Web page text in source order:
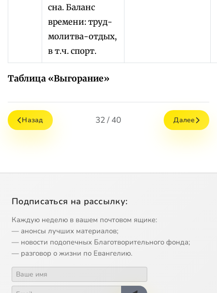
сна. Баланс
времени: труд-
молитва-отдых,
в т.ч. спорт.
Таблица «Выгорание»
Назад 32 / 40 Далее
Подписаться на рассылку:
Каждую неделю в вашем почтовом ящике:
— анонсы лучших материалов;
— новости подопечных Благотворительного фонда;
— разговор о жизни по Евангелию.